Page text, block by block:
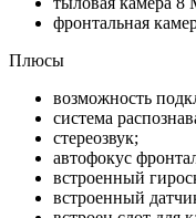
фронтальная
Плюсы
возможность
система
стереозвук;
автофокус
встроенный
встроенный